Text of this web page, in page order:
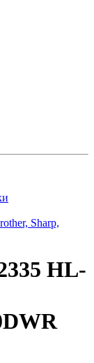
Sharp,
HL-